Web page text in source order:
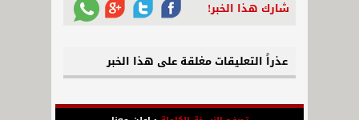
شارك هذا الخبر!
عذراً التعليقات مغلقة على هذا الخبر